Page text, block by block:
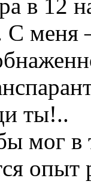
в
меня
ты!..
мог в